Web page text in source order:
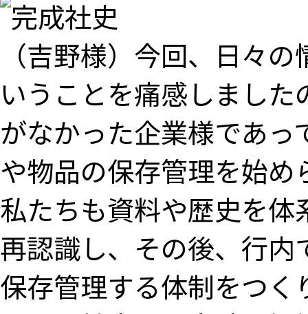
（吉野様）今回、日々
いうことを痛感しまし
がなかった企業様であ
や物品の保存管理を始
私たちも資料や歴史を
再認識し、その後、行
保存管理する体制をつく